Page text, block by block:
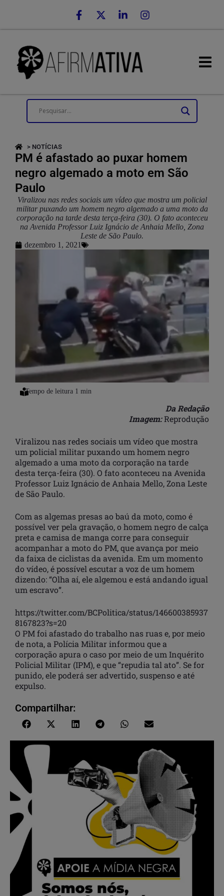
> NOTÍCIAS
PM é afastado ao puxar homem
negro algemado a moto em São
Paulo
Viralizou nas redes sociais um vídeo que mostra um policial
militar puxando um homem negro algemado a uma moto da
corporação na tarde desta terça-feira (30). O fato aconteceu
na Avenida Professor Luiz Ignácio de Anhaia Mello, Zona
Leste de São Paulo.
dezembro 1, 2021
Da Redação
Imagem:Reprodução
Viralizou nas redes sociais um vídeo que mostra
um policial militar puxando um homem negro
algemado a uma moto da corporação na tarde
desta terça-feira (30). O fato aconteceu na Avenida
Professor Luiz Ignácio de Anhaia Mello, Zona Leste
de São Paulo.
Com as algemas presas ao baú da moto, como é
possível ver pela gravação, o homem negro de calça
preta e camisa de manga corre para conseguir
acompanhar a moto do PM, que avança por meio
da faixa de ciclistas da avenida. Em um momento
do vídeo, é possível escutar a voz de um homem
dizendo: “Olha aí, ele algemou e está andando igual
um escravo”.
https://twitter.com/BCPolitica/status/146600385937
8167823?s=20
O PM foi afastado do trabalho nas ruas e, por meio
de nota, a Polícia Militar informou que a
corporação apura o caso por meio de um Inquérito
Policial Militar (IPM), e que “repudia tal ato”. Se for
punido, ele poderá ser advertido, suspenso e até
expulso.
Compartilhar: